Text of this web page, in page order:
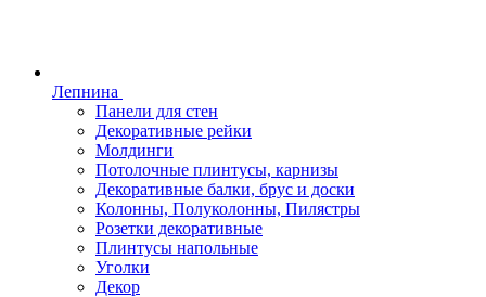
Лепнина
Панели для стен
Декоративные рейки
Молдинги
Потолочные плинтусы, карнизы
Декоративные балки, брус и доски
Колонны, Полуколонны, Пилястры
Розетки декоративные
Плинтусы напольные
Уголки
Декор